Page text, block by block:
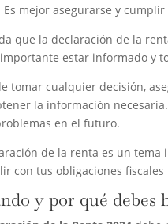
Es mejor asegurarse y
que la declaración de la
estar informado y
tomar cualquier decisión,
la información
en el futuro.
de la renta es un
con tus obligaciones
y por qué debes